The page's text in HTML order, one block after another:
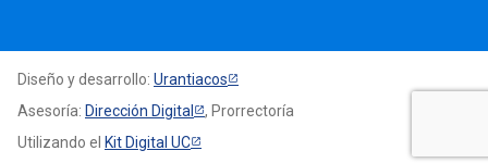
Diseño y desarrollo: Urantiacos
Asesoría: Dirección Digital
, Prorrectoría
Utilizando el Kit Digital UC